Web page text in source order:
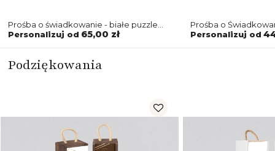
Prośba o świadkowanie - białe puzzle
Marmur & Złoto Motyw 1
Personalizuj od 65,00 zł
Prośba o
Marmur & Złoto
Personalizuj od
Podziękowania